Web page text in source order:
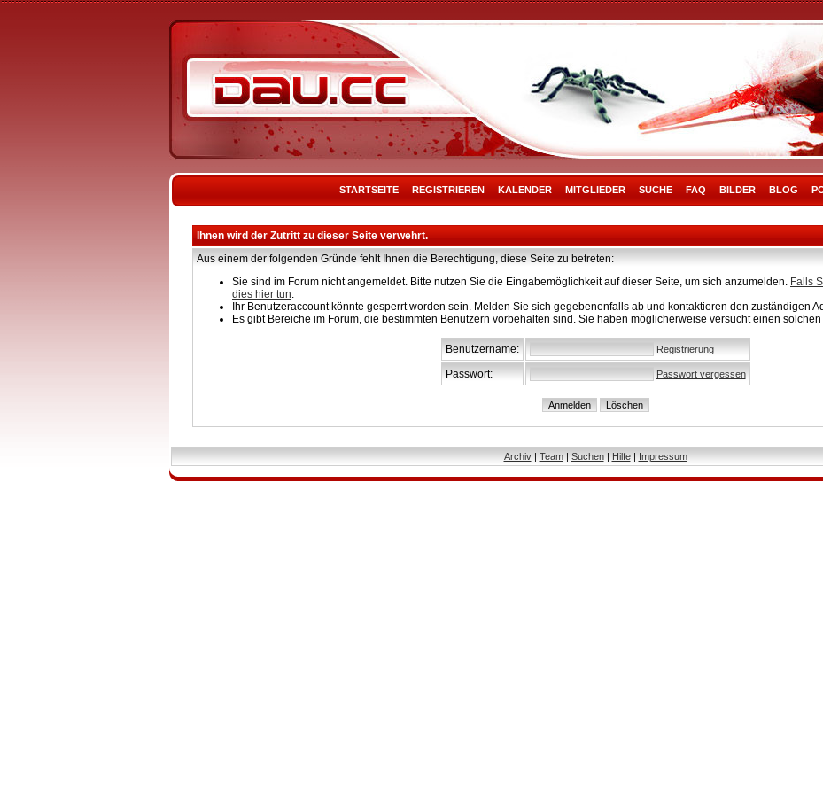
STARTSEITE REGISTRIEREN KALENDER MITGLIEDER SUCHE FAQ BILDER BLOG
Ihnen wird der Zutritt zu dieser Seite verwehrt.
Aus einem der folgenden Gründe fehlt Ihnen die Berechtigung, diese Seite zu betreten:
Sie sind im Forum nicht angemeldet. Bitte nutzen Sie die Eingabemöglichkeit auf dieser Seite, um sich anzumelden. Falls
dies hier tun.
Ihr Benutzeraccount könnte gesperrt worden sein. Melden Sie sich gegebenenfalls ab und kontaktieren den zuständigen
Es gibt Bereiche im Forum, die bestimmten Benutzern vorbehalten sind. Sie haben möglicherweise versucht einen
Benutzername: Registrierung
Passwort: Passwort vergessen
Archiv| Team| Suchen| Hilfe| Impressum